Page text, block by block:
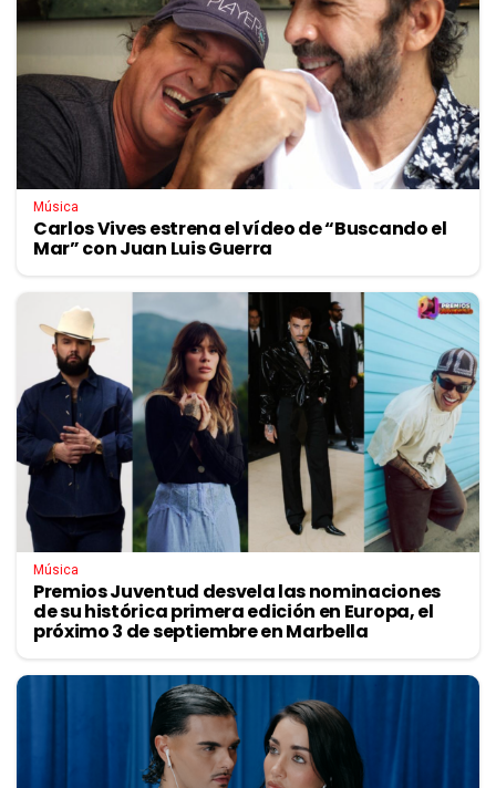
Música
Carlos Vives estrena el vídeo de “Buscando el
Mar” con Juan Luis Guerra
Música
Premios Juventud desvela las nominaciones
de su histórica primera edición en Europa, el
próximo 3 de septiembre en Marbella